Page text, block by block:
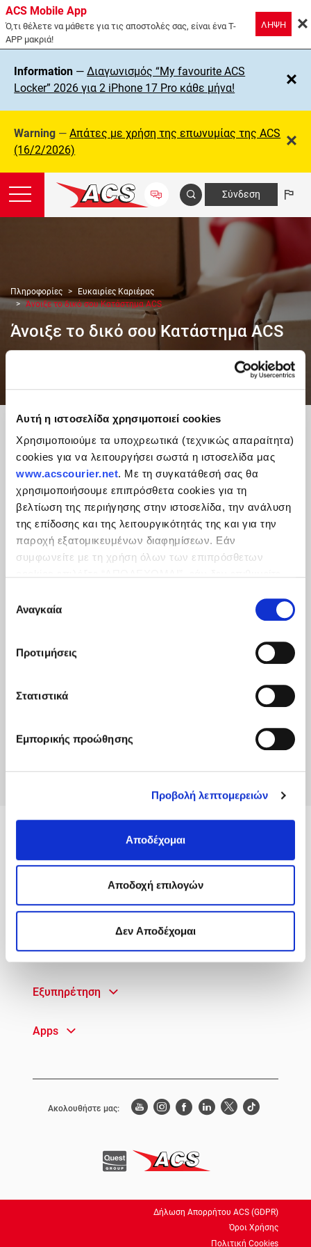
Αυτή η ιστοσελίδα χρησιμοποιεί cookies
Χρησιμοποιούμε τα υποχρεωτικά (τεχνικώς απαραίτητα)
cookies για να λειτουργήσει σωστά η ιστοσελίδα μας
www.acscourier.net. Με τη συγκατάθεσή σας θα
χρησιμοποιήσουμε επιπρόσθετα cookies για τη
βελτίωση της περιήγησης στην ιστοσελίδα, την ανάλυση
της επίδοσης και της λειτουργικότητάς της και για την
παροχή εξατομικευμένων διαφημίσεων. Εάν
συμφωνείτε με τη χρήση όλων των επιπρόσθετων
«ΔΕΝ ΑΠΟΔΕΧΟΜΑΙ». Eνημερωθείτε για την
Πολιτική
και τους διαφορετικούς τύπους cookies, καθώς
και τροποποιήστε τις προτιμήσεις σας (εκτός από τα
τεχνικώς απαραίτητα) επιλέγοντας τις επιθυμητές
συγκατάθεσης
Αναγκαία
Προτιμήσεις
Στατιστικά
Εμπορικής προώθησης
Προβολή λεπτομερειών
Αποδέχομαι
Aποδοχή επιλογών
Δεν Αποδέχομαι
ACS Mobile App
Ό,τι θέλετε να μάθετε για τις αποστολές σας, είναι ένα T-
APP μακριά!
ΛΗΨΗ
Information —Διαγωνισμός “My favourite ACS
Locker” 2026 για 2 iPhone 17 Pro κάθε μήνα!
Warning —Απάτες με χρήση της επωνυμίας της ΑCS
(16/2/2026)
Σύνδεση
Πληροφορίες
Ευκαιρίες Καριέρας
Άνοιξε το δικό σου Κατάστημα ACS
Άνοιξε το δικό σου Κατάστημα ACS
Η ACS Ταχυδρομικές Υπηρεσίες Α.Ε.Ε., η
μεγαλύτερη εταιρεία Ταχυμεταφορών στην
Ελλάδα, επιθυμεί να ενισχύσει το Δίκτυο
Καταστημάτων της και αναζητά νέους
Συνεργάτες για την αποκλειστική πρακτόρευση
σε επιλεγμένες γεωγραφικές περιοχές σε
ολόκληρη την Ελλάδα.
Πληροφορίες
Γρήγορη Πρόσβαση
Εξυπηρέτηση
Apps
Ακολουθήστε μας:
Δήλωση Απορρήτου ACS (GDPR)
Όροι Χρήσης
Πολιτική Cookies